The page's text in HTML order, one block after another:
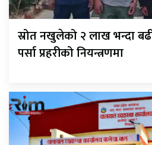
स्रोत नखुलेको २ लाख भन्दा
पर्सा प्रहरीको नियन्त्रणमा